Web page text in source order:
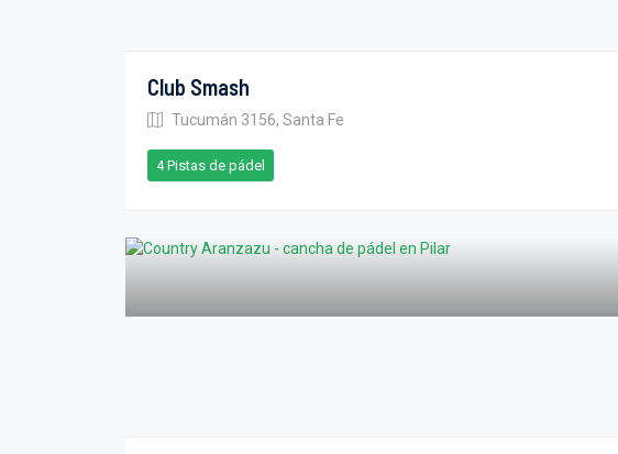
Club Smash
Tucumán 3156, Santa Fe
4 Pistas de pádel